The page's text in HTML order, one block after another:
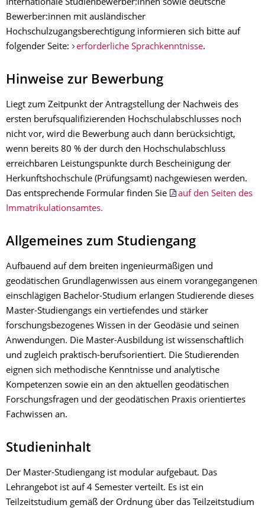
Internationale Studienbewerber:innen sowie deutsche
Bewerber:innen mit ausländischer
Hochschulzugangsberechtigung informieren sich bitte auf
folgender Seite:
erforderliche Sprachkenntnisse.
Hinweise zur Bewerbung
Liegt zum Zeitpunkt der Antragstellung der Nachweis des
ersten berufsqualifizierenden Hochschulabschlusses noch
nicht vor, wird die Bewerbung auch dann berücksichtigt,
wenn bereits 80 % der durch den Hochschulabschluss
erreichbaren Leistungspunkte durch Bescheinigung der
Herkunftshochschule (Prüfungsamt) nachgewiesen werden.
Das entsprechende Formular finden Sie
auf den Seiten des
Immatrikulationsamtes.
Allgemeines zum Studiengang
Aufbauend auf dem breiten ingenieurmäßigen und
geodätischen Grundlagenwissen aus einem vorangegangenen
einschlägigen Bachelor-Studium erlangen Studierende dieses
Master-Studiengangs ein vertiefendes und stärker
forschungsbezogenes Wissen in der Geodäsie und seinen
Anwendungen. Die Master-Ausbildung ist wissenschaftlich
und zugleich praktisch-berufsorientiert. Die Studierenden
eignen sich methodische Kenntnisse und analytische
Kompetenzen sowie ein an den aktuellen geodätischen
Forschungsfragen und der geodätischen Praxis orientiertes
Fachwissen an.
Studieninhalt
Der Master-Studiengang ist modular aufgebaut. Das
Lehrangebot ist auf 4 Semester verteilt. Es ist ein
Teilzeitstudium gemäß der Ordnung über das Teilzeitstudium